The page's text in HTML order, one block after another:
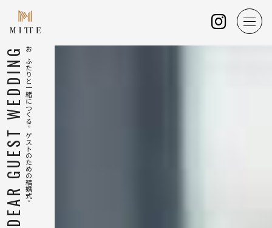
DEAR GUEST WEDDINGおふたりと一緒につくる”ゲストのための結婚式”